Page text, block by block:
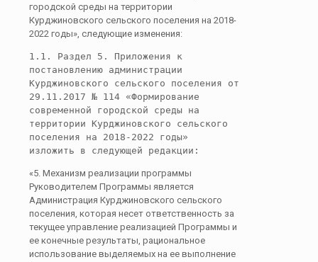
городской среды на территории
Курджиновского сельского поселения на 2018-
2022 годы», следующие изменения:
1.1. Раздел 5. Приложения к
постановлению администрации
Курджиновского сельского поселения от
29.11.2017 № 114 «Формирование
современной городской среды на
территории Курджиновского сельского
поселения на 2018-2022 годы»
изложить в следующей редакции:
«5. Механизм реализации программы
Руководителем Программы является
Администрация Курджиновского сельского
поселения, которая несет ответственность за
текущее управление реализацией Программы и
ее конечные результаты, рациональное
использование выделяемых на ее выполнение